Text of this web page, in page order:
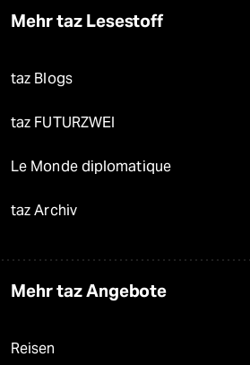
Mehr taz Lesestoff
taz Blogs
taz FUTURZWEI
Le Monde diplomatique
taz Archiv
Mehr taz Angebote
Reisen